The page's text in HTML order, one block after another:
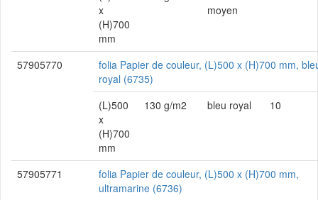
x
(H)700
mm
moyen
57905770
folia Papier de couleur, (L)500 x (H)700 mm,
royal (6735)
(L)500
x
(H)700
mm
130 g/m2 bleu royal 10
57905771
folia Papier de couleur, (L)500 x (H)700 mm,
ultramarine (6736)